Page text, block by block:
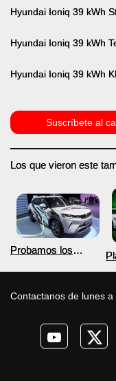
Hyundai Ioniq 39 kWh
Hyundai Ioniq 39 kWh
Hyundai Ioniq 39 kWh
Suscríbete al
Los que vieron este
Probamos los
DM-i y EV con más
Contactanos de lunes